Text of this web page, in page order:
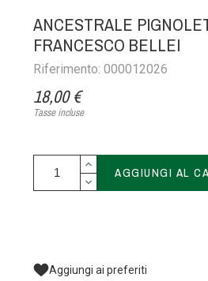
ANCESTRALE
FRANCESCO BELLEI
Riferimento: 000012026
18,00 €
Tasse incluse
AGGIUNGI AL
Aggiungi ai preferiti